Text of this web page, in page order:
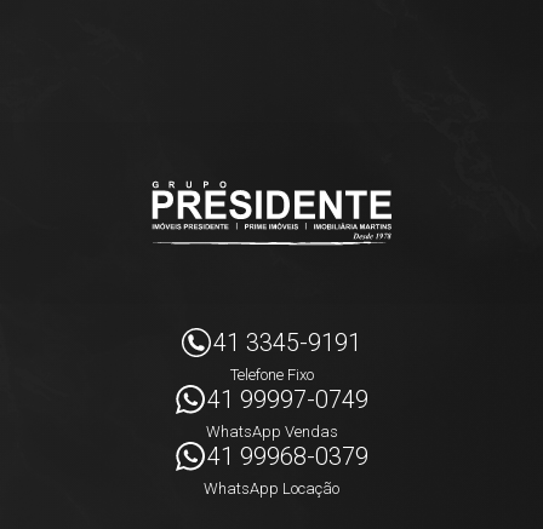
41 3345-9191
Telefone Fixo
41 99997-0749
WhatsApp Vendas
41 99968-0379
WhatsApp Locação